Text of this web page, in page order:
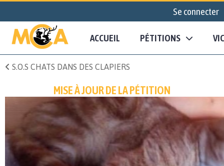
Se connecter
ACCUEIL PÉTITIONS
S.O.S CHATS DANS DES CLAPIERS
MISE À JOUR DE LA PÉTITION